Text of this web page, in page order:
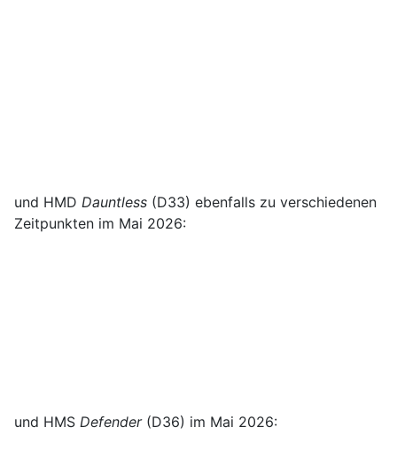
und HMD Dauntless (D33) ebenfalls zu verschiedenen
Zeitpunkten im Mai 2026:
und HMS Defender(D36) im Mai 2026: